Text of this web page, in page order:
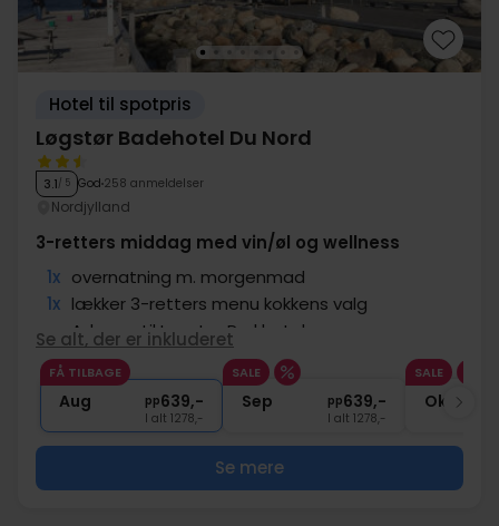
Hotel til spotpris
Løgstør Badehotel Du Nord
3.1/ 5 God 258 anmeldelser
Nordjylland
3-retters middag med vin/øl og wellness
1x overnatning m. morgenmad
1x lækker 3-retters menu kokkens valg
∞
Adgang til Løgstør Parkhotel spa
1x Gratis øl/vin u/middagen til 20:00
∞ Gratis internet og parkering
Se alt, der er inkluderet
FÅ TILBAGE
Aug pp639,-
I alt 1278,-
SALE
Sep pp639,-
I alt 1278,-
SALE
Okt
Se mere